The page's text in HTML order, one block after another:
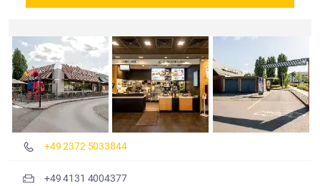
Details und Fotos
+49 2372 5033844
+49 4131 4004377